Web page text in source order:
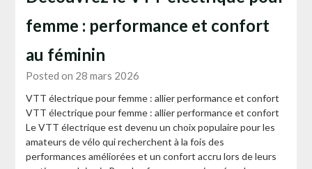
femme : performance et confort
au féminin
Posted on 28 mars 2026
VTT électrique pour femme : allier performance et confort
VTT électrique pour femme : allier performance et confort
Le VTT électrique est devenu un choix populaire pour les
amateurs de vélo qui recherchent à la fois des
performances améliorées et un confort accru lors de leurs